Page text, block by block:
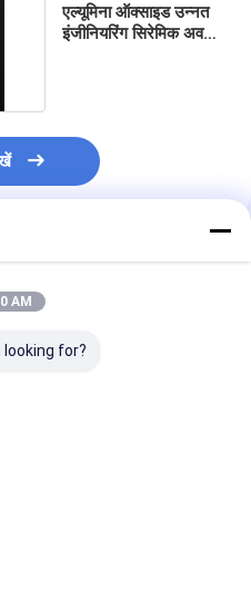
एल्यूमिना ऑक्साइड उन्नत
इंजीनियरिंग सिरेमिक अवयव
AM
looking for?